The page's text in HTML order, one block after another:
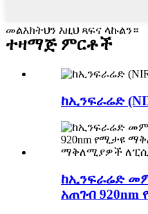
መልእክትህን እዚህ ጻፍና ላኩልን።
ተዛማጅ ምርቶች
ከኢንፍራሬድ
ከኢንፍራሬድ
አጠገብ